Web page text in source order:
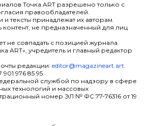
Точка ART разрешено только с
правообладателей.
и тексты принадлежат их авторам.
контент, не предназначенный для лиц
не совпадать с позицией журнала.
ART», учредитель и главный редактор
редакции: editor@magazineart.art.
976 85 95.
службой по надзору в сфере
технологий и массовых
номер ЭЛ № ФС 77-76316 от 19